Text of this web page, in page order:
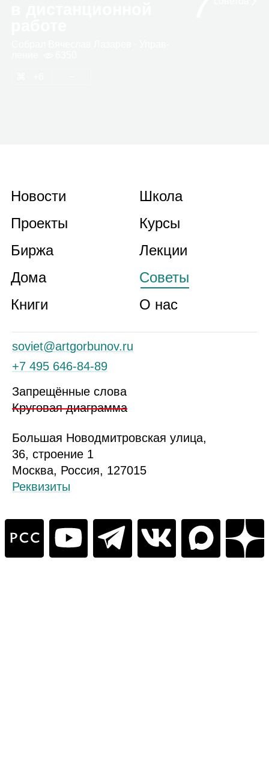
Новости
Проекты
Биржа
Дома
Книги
Школа
Курсы
Лекции
Советы
О нас
soviet@artgorbunov.ru
+7 495 646‑84‑89
Запрещённые слова
Круговая диаграмма
Большая Новодмитровская улица,
36, строение 1
Москва, Россия, 127015
Реквизиты